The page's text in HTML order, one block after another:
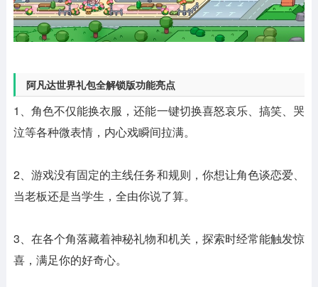
阿凡达世界礼包全解锁版功能亮点
1、角色不仅能换衣服，还能一键切换喜怒哀乐、搞笑、哭
泣等各种微表情，内心戏瞬间拉满。
2、游戏没有固定的主线任务和规则，你想让角色谈恋爱、
当老板还是当学生，全由你说了算。
3、在各个角落藏着神秘礼物和机关，探索时经常能触发惊
喜，满足你的好奇心。